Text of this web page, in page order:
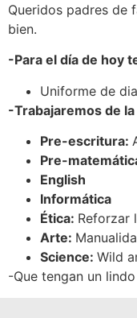
Queridos padres de
bien.
-Para el día de hoy
Uniforme de
-Trabajaremos de
Pre-escritura:
Pre-
English
Informática
Ética: Reforzar
Arte:
Science: Wild
-Que tengan un